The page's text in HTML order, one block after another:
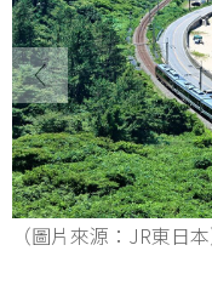
（圖片來源：JR東日本